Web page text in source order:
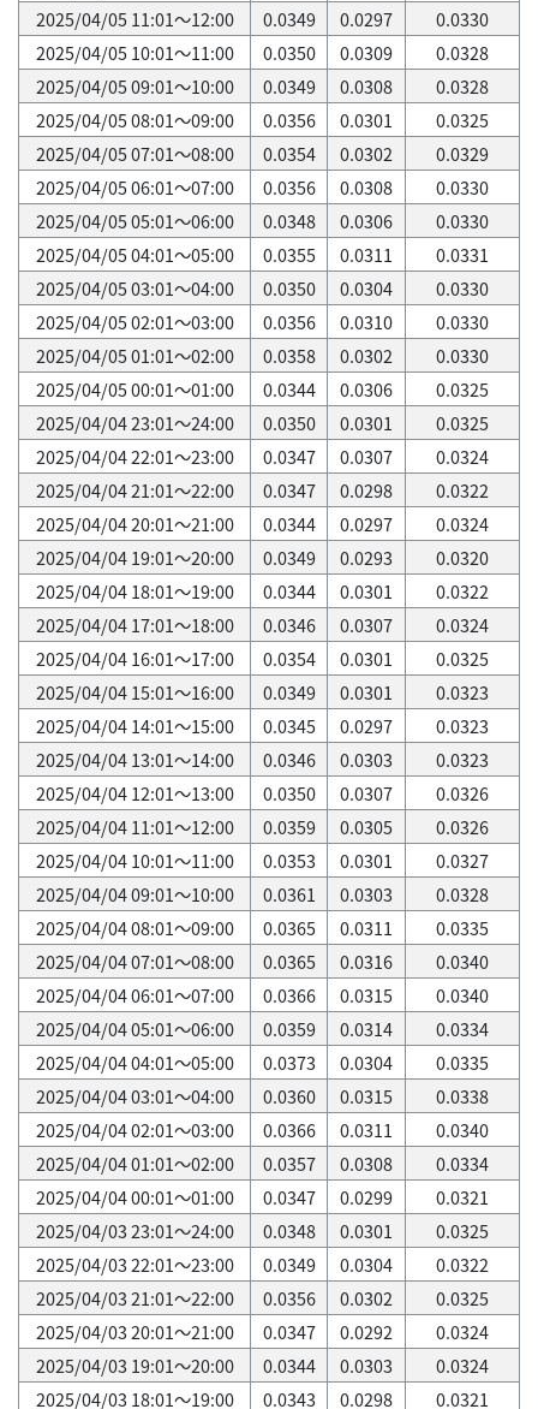
2025/04/05 11:01～12:00
0.0349 0.0297
0.0330
2025/04/05 10:01～11:00
0.0350 0.0309
0.0328
2025/04/05 09:01～10:00
0.0349 0.0308
0.0328
2025/04/05 08:01～09:00
0.0356 0.0301
0.0325
2025/04/05 07:01～08:00
0.0354 0.0302
0.0329
2025/04/05 06:01～07:00
0.0356 0.0308
0.0330
2025/04/05 05:01～06:00
0.0348 0.0306
0.0330
2025/04/05 04:01～05:00
0.0355 0.0311
0.0331
2025/04/05 03:01～04:00
0.0350 0.0304
0.0330
2025/04/05 02:01～03:00
0.0356 0.0310
0.0330
2025/04/05 01:01～02:00
0.0358 0.0302
0.0330
2025/04/05 00:01～01:00
0.0344 0.0306
0.0325
2025/04/04 23:01～24:00
0.0350 0.0301
0.0325
2025/04/04 22:01～23:00
0.0347 0.0307
0.0324
2025/04/04 21:01～22:00
0.0347 0.0298
0.0322
2025/04/04 20:01～21:00
0.0344 0.0297
0.0324
2025/04/04 19:01～20:00
0.0349 0.0293
0.0320
2025/04/04 18:01～19:00
0.0344 0.0301
0.0322
2025/04/04 17:01～18:00
0.0346 0.0307
0.0324
2025/04/04 16:01～17:00
0.0354 0.0301
0.0325
2025/04/04 15:01～16:00
0.0349 0.0301
0.0323
2025/04/04 14:01～15:00
0.0345 0.0297
0.0323
2025/04/04 13:01～14:00
0.0346 0.0303
0.0323
2025/04/04 12:01～13:00
0.0350 0.0307
0.0326
2025/04/04 11:01～12:00
0.0359 0.0305
0.0326
2025/04/04 10:01～11:00
0.0353 0.0301
0.0327
2025/04/04 09:01～10:00
0.0361 0.0303
0.0328
2025/04/04 08:01～09:00
0.0365 0.0311
0.0335
2025/04/04 07:01～08:00
0.0365 0.0316
0.0340
2025/04/04 06:01～07:00
0.0366 0.0315
0.0340
2025/04/04 05:01～06:00
0.0359 0.0314
0.0334
2025/04/04 04:01～05:00
0.0373 0.0304
0.0335
2025/04/04 03:01～04:00
0.0360 0.0315
0.0338
2025/04/04 02:01～03:00
0.0366 0.0311
0.0340
2025/04/04 01:01～02:00
0.0357 0.0308
0.0334
2025/04/04 00:01～01:00
0.0347 0.0299
0.0321
2025/04/03 23:01～24:00
0.0348 0.0301
0.0325
2025/04/03 22:01～23:00
0.0349 0.0304
0.0322
2025/04/03 21:01～22:00
0.0356 0.0302
0.0325
2025/04/03 20:01～21:00
0.0347 0.0292
0.0324
2025/04/03 19:01～20:00
0.0344 0.0303
0.0324
2025/04/03 18:01～19:00
0.0343 0.0298 0.0321